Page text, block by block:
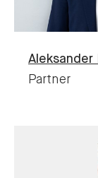
Aleksander
Partner